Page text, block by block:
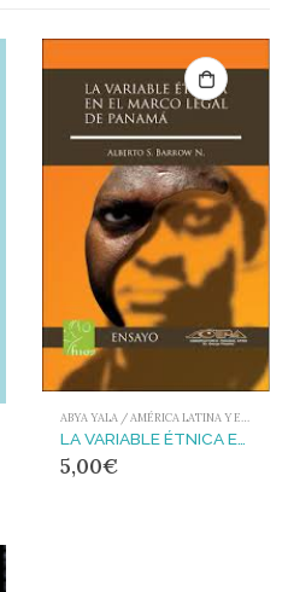
ABYA YALA / AMÉRICA LATINA Y EL CARIBE
5,00€